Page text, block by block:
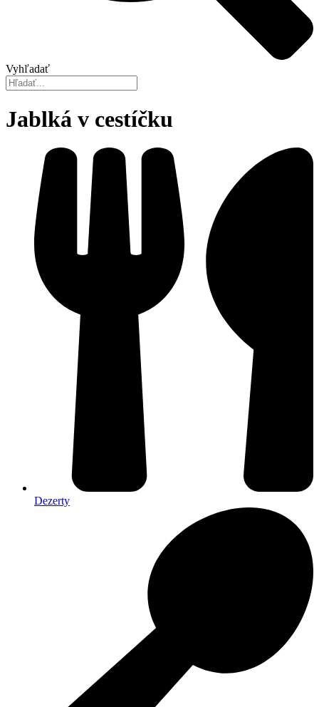
Vyhľadať
Jablká v cestíčku
Dezerty